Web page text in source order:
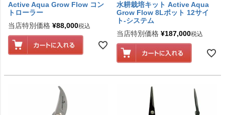
Active Aqua Grow Flow コン
トローラー
当店特別価格 ¥88,000税込
水耕栽培キット Active Aqua
Grow Flow 8Lポット 12サイ
ト-システム
当店特別価格 ¥187,000税込